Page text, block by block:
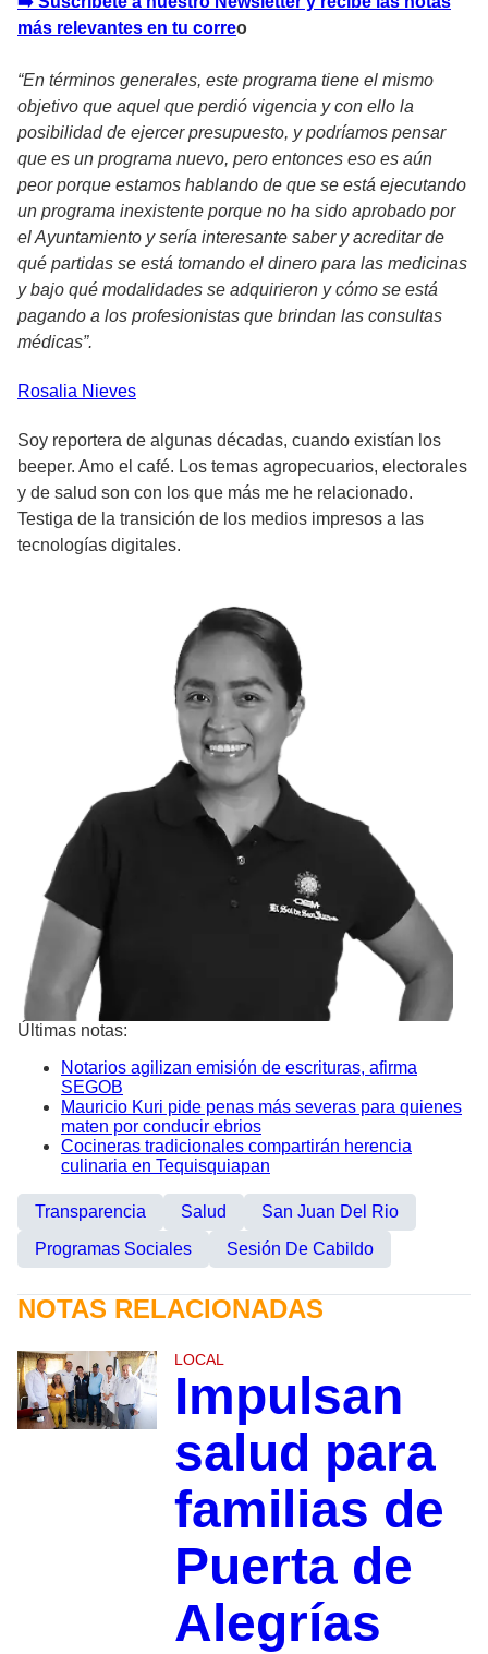
más relevantes en tu correo
“En términos generales, este programa tiene el mismo
objetivo que aquel que perdió vigencia y con ello la
posibilidad de ejercer presupuesto, y podríamos pensar
que es un programa nuevo, pero entonces eso es aún
peor porque estamos hablando de que se está ejecutando
un programa inexistente porque no ha sido aprobado por
el Ayuntamiento y sería interesante saber y acreditar de
qué partidas se está tomando el dinero para las medicinas
y bajo qué modalidades se adquirieron y cómo se está
pagando a los profesionistas que brindan las consultas
médicas”.
Rosalia Nieves
Soy reportera de algunas décadas, cuando existían los
beeper. Amo el café. Los temas agropecuarios, electorales
y de salud son con los que más me he relacionado.
Testiga de la transición de los medios impresos a las
tecnologías digitales.
Últimas notas:
Notarios agilizan emisión de escrituras, afirma
SEGOB
Mauricio Kuri pide penas más severas para quienes
maten por conducir ebrios
Cocineras tradicionales compartirán herencia
culinaria en Tequisquiapan
Transparencia Salud
San Juan Del Rio
Programas Sociales
Sesión De Cabildo
NOTAS RELACIONADAS
LOCAL
Impulsan
salud para
familias de
Puerta de
Alegrías